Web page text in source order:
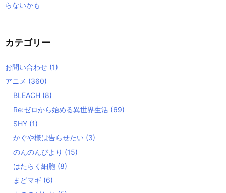
らないかも
カテゴリー
お問い合わせ (1)
アニメ (360)
BLEACH (8)
Re:ゼロから始める異世界生活 (69)
SHY (1)
かぐや様は告らせたい (3)
のんのんびより (15)
はたらく細胞 (8)
まどマギ (6)